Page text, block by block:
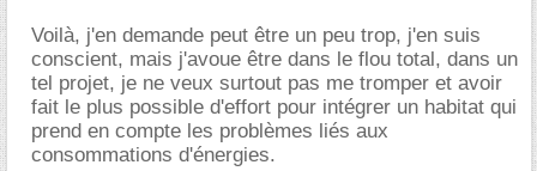
Voilà, j'en demande peut être un peu trop, j'en suis
conscient, mais j'avoue être dans le flou total, dans un
tel projet, je ne veux surtout pas me tromper et avoir
fait le plus possible d'effort pour intégrer un habitat qui
prend en compte les problèmes liés aux
consommations d'énergies.